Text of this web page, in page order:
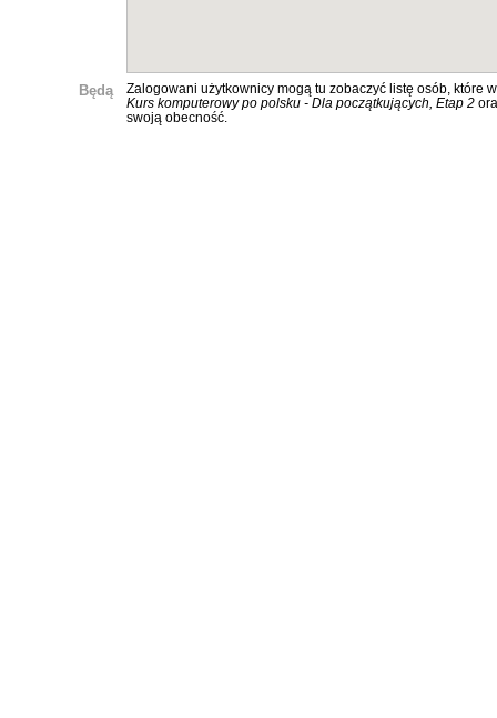
Będą
Zalogowani użytkownicy mogą tu zobaczyć listę osób, które
Kurs komputerowy po polsku - Dla początkujących, Etap 2
swoją obecność.